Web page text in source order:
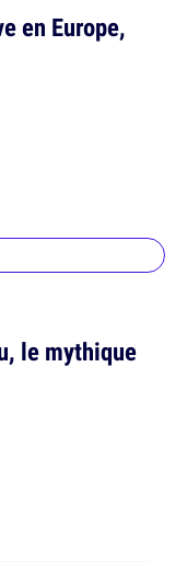
en Europe,
le mythique